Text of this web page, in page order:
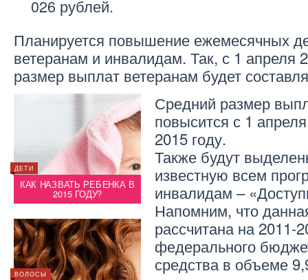
026 рублей.
Планируется повышение ежемесячных
ветеранам и инвалидам. Так, с 1 апреля
размер выплат ветеранам будет
ДЕТИ
КАК НАЗВАТЬ РЕБЕНКА В
2015 ГОДУ?
ВОЛОСЫ
В ЧЁМ ВСТРЕЧАТЬ НОВЫЙ
ГОД — 2015
ВОЛОСЫ
КАК
ВОЛОСЫ
Средний размер
повысится с 1
2015 году.
Также будут
известную всем
инвалидам –
Напомним, что
рассчитана на 2011-
федерального
средства в объеме